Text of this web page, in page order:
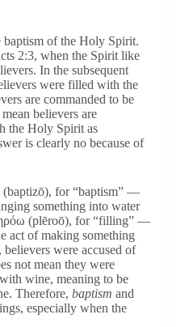
baptism of the Holy Spirit.
2:3, when the Spirit like
In the subsequent
were filled with the
are commanded to be
believers are
the Holy Spirit as
is clearly no because of
(baptizō), for “baptism” —
something into water
(plēroō), for “filling” —
act of making something
were accused of
not mean they were
wine, meaning to be
Therefore, baptism and
especially when the